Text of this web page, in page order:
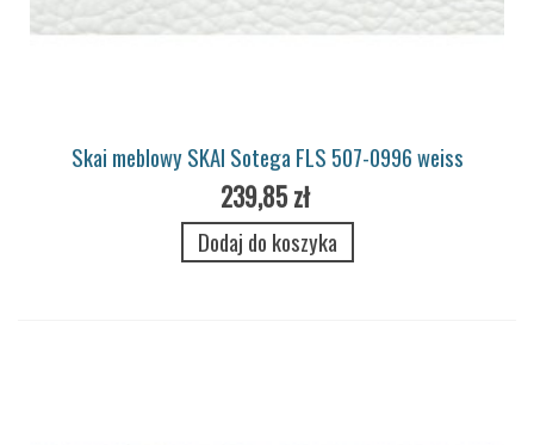
Skai meblowy SKAI Sotega FLS 507-0996 weiss
239,85 zł
Dodaj do koszyka